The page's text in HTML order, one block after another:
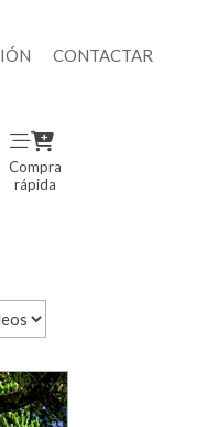
CONTACTAR
Compra
rápida